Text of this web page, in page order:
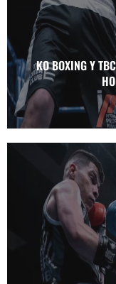
KO BOXING Y